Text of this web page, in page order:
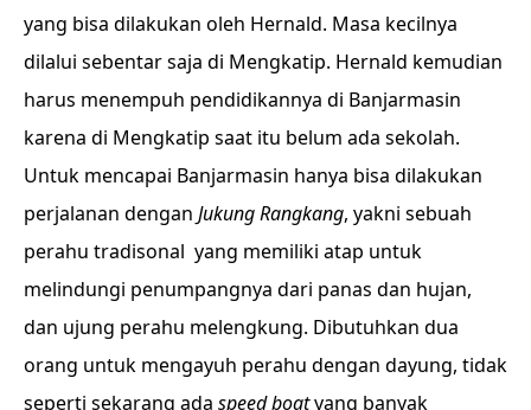
yang bisa dilakukan oleh Hernald. Masa kecilnya
dilalui sebentar saja di Mengkatip. Hernald kemudian
harus menempuh pendidikannya di Banjarmasin
karena di Mengkatip saat itu belum ada sekolah.
Untuk mencapai Banjarmasin hanya bisa dilakukan
perjalanan dengan Jukung Rangkang, yakni sebuah
perahu tradisonal yang memiliki atap untuk
melindungi penumpangnya dari panas dan hujan,
dan ujung perahu melengkung. Dibutuhkan dua
orang untuk mengayuh perahu dengan dayung, tidak
seperti sekarang ada speed boatyang banyak